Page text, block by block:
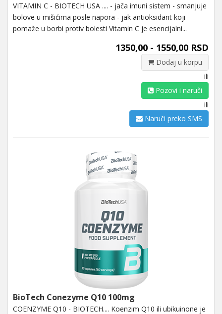
VITAMIN C - BIOTECH USA .... - jača imuni sistem - smanjuje
bolove u mišićima posle napora - jak antioksidant koji
pomaže u borbi protiv bolesti Vitamin C je esencijalni...
1350,00 - 1550,00 RSD
Dodaj u korpu
ili
Pozovi i naruči
ili
Naruči preko SMS
BioTech Conezyme Q10 100mg
COENZYME Q10 - BIOTECH.... Koenzim Q10 ili ubikuinone je